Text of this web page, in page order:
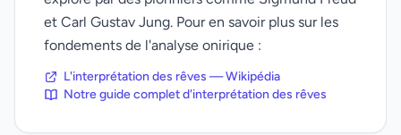
et Carl Gustav Jung. Pour en savoir plus sur les
fondements de l'analyse onirique :
L'interprétation des rêves — Wikipédia
Notre guide complet d'interprétation des rêves